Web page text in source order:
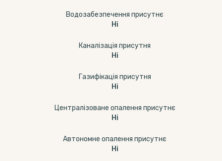
Водозабезпечення присутнє
Ні
Каналізація присутня
Ні
Газифікація присутня
Ні
Централізоване опалення присутнє
Ні
Автономне опалення присутнє
Ні